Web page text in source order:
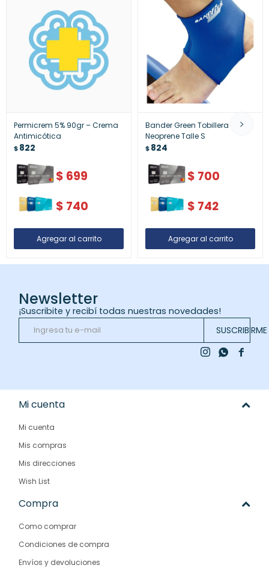
Permicrem 5% 90gr – Crema
Antimicótica
$822
$ 699
$ 740
Bander Green Tobillera
Neoprene Talle S
$824
$ 700
$ 742
Newsletter
¡Suscribite y recibí todas nuestras novedades!
SUSCRIBIRME

 
Mi cuenta
Mi cuenta
Mis compras
Mis direcciones
Wish List
Compra
Como comprar
Condiciones de compra
Envíos y devoluciones